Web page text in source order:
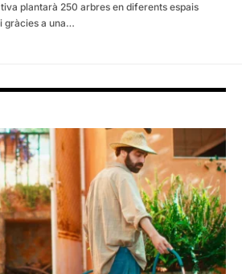
plantarà 250 arbres en diferents espais
gràcies a una…